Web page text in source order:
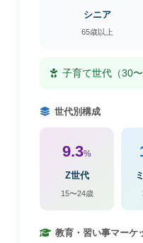
シニア
65歳以上
子育て世代（30
世代別構成
9.3%
Z世代
15〜24歳
教育・習い事マーケ